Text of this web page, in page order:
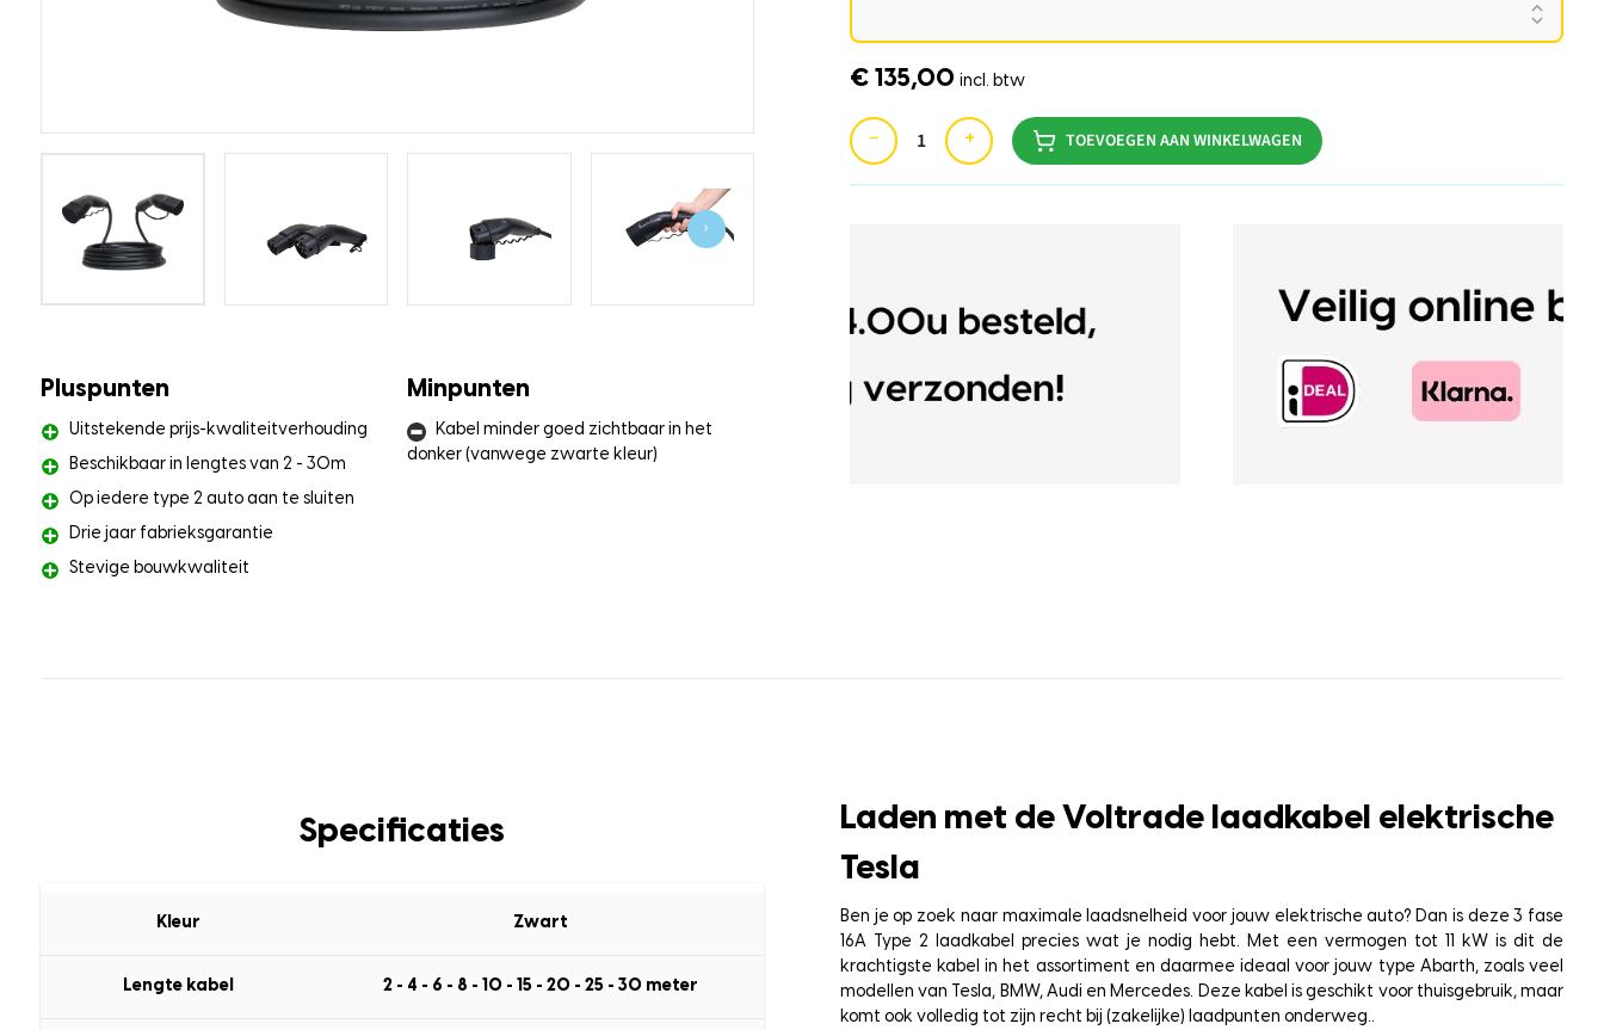
›
Pluspunten
Uitstekende prijs-kwaliteitverhouding
Beschikbaar in lengtes van 2 - 30m
Op iedere type 2 auto aan te sluiten
Drie jaar fabrieksgarantie
Stevige bouwkwaliteit
Minpunten
Kabel minder goed zichtbaar in het
donker (vanwege zwarte kleur)
€ 135,00 incl. btw
− + TOEVOEGEN AAN WINKELWAGEN
Specificaties
Kleur Zwart
Lengte kabel 2 - 4 - 6 - 8 - 10 - 15 - 20 - 25 - 30 meter
Laden met de Voltrade laadkabel elektrische
Tesla
Ben je op zoek naar maximale laadsnelheid voor jouw elektrische auto? Dan is deze 3 fase
16A Type 2 laadkabel precies wat je nodig hebt. Met een vermogen tot 11 kW is dit de
krachtigste kabel in het assortiment en daarmee ideaal voor jouw type Abarth, zoals veel
modellen van Tesla, BMW, Audi en Mercedes. Deze kabel is geschikt voor thuisgebruik, maar
komt ook volledig tot zijn recht bij (zakelijke) laadpunten onderweg..